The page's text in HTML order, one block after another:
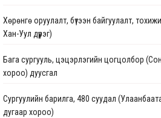
Барилгын ажлын мэдээ
Санхүүжилтийн мэдээлэл
Хөрөнгө оруулалт, бүтээн байгуулалт,
Хан-Уул дүүрэг)
Бага сургууль, цэцэрлэгийн цогцолбор
хороо) дуусгал
Сургуулийн барилга, 480 суудал
дугаар хороо)